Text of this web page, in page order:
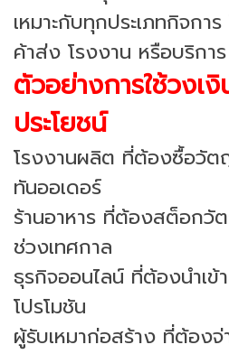
เหมาะกับทุกประเภทกิจกา
ค้าส่ง โรงงาน หรือบริการ
ตัวอย่างการใช้วงเ
ประโยชน์
โรงงานผลิต ที่ต้องซื้อวัต
ทันออเดอร์
ร้านอาหาร ที่ต้องสต็อกวั
ช่วงเทศกาล
ธุรกิจออนไลน์ ที่ต้องนำเข้
โปรโมชัน
ผู้รับเหมาก่อสร้าง ที่ต้อง